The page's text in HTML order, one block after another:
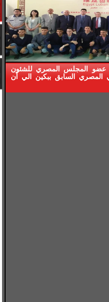
عضو المجلس المصري للشئون
المصري السابق ببكين الي أن